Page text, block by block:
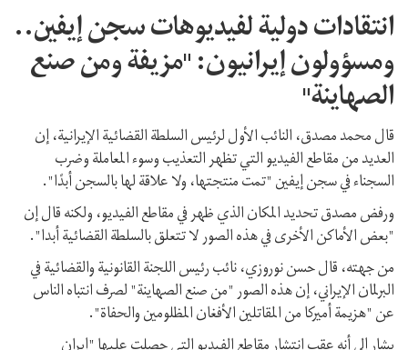
انتقادات دولية لفيديوهات سجن إيفين..
ومسؤولون إيرانيون: "مزيفة ومن صنع
الصهاينة"
قال محمد مصدق، النائب الأول لرئيس السلطة القضائية الإيرانية، إن
العديد من مقاطع الفيديو التي تظهر التعذيب وسوء المعاملة وضرب
السجناء في سجن إيفين "تمت منتجتها، ولا علاقة لها بالسجن أبدًا".
ورفض مصدق تحديد المكان الذي ظهر في مقاطع الفيديو، ولكنه قال إن
"بعض الأماكن الأخرى في هذه الصور لا تتعلق بالسلطة القضائية أبدا".
من جهته، قال حسن نوروزي، نائب رئيس اللجنة القانونية والقضائية في
البرلمان الإيراني، إن هذه الصور "من صنع الصهاينة" لصرف انتباه الناس
عن "هزيمة أميركا من المقاتلين الأفغان المظلومين والحفاة".